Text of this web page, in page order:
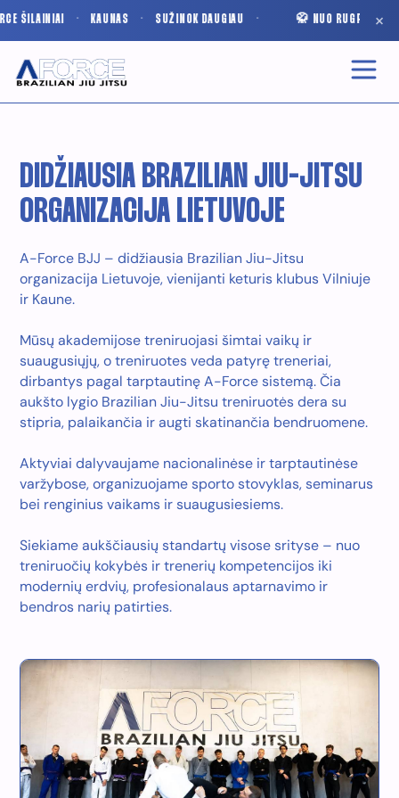
ŠILAINIAI · KAUNAS · SUŽINOK DAUGIAU · 🥋 NUO RUGPJŪČIO×
DIDŽIAUSIA BRAZILIAN JIU-JITSU
ORGANIZACIJA LIETUVOJE
A-Force BJJ – didžiausia Brazilian Jiu-Jitsu
organizacija Lietuvoje, vienijanti keturis klubus Vilniuje
ir Kaune.
Mūsų akademijose treniruojasi šimtai vaikų ir
suaugusiųjų, o treniruotes veda patyrę treneriai,
dirbantys pagal tarptautinę A-Force sistemą. Čia
aukšto lygio Brazilian Jiu-Jitsu treniruotės dera su
stipria, palaikančia ir augti skatinančia bendruomene.
Aktyviai dalyvaujame nacionalinėse ir tarptautinėse
varžybose, organizuojame sporto stovyklas, seminarus
bei renginius vaikams ir suaugusiesiems.
Siekiame aukščiausių standartų visose srityse – nuo
treniruočių kokybės ir trenerių kompetencijos iki
modernių erdvių, profesionalaus aptarnavimo ir
bendros narių patirties.